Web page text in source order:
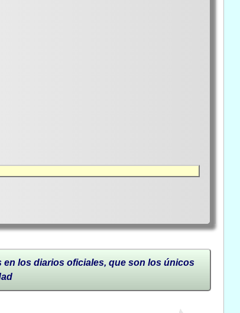
los diarios oficiales, que son los únicos